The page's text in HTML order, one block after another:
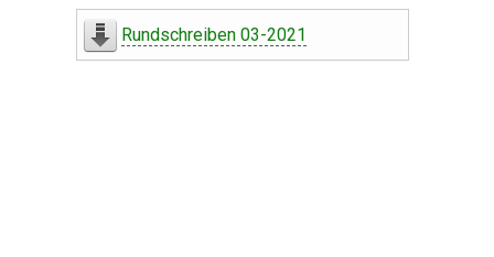
Rundschreiben 03-2021